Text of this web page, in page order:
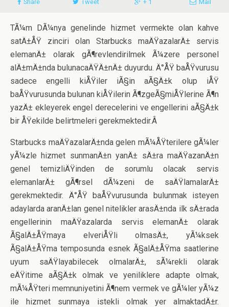
Share Tweet + 1 Mail
TÃ¼m DÃ¼nya genelinde hizmet vermekte olan kahve
satÄ±ÅŸ zinciri olan Starbucks maÄŸazalarÄ± servis
elemanÄ± olarak gÃ¶revlendirilmek Ã¼zere personel
alÄ±mÄ±nda bulunacaÄŸÄ±nÄ± duyurdu. Ä°ÅŸ baÅŸvurusu
sadece engelli kiÅŸiler iÃ§in aÃ§Ä±k olup iÅŸ
baÅŸvurusunda bulunan kiÅŸilerin Ã¶zgeÃ§miÅŸlerine Ã¶n
yazÄ± ekleyerek engel derecelerini ve engellerini aÃ§Ä±k
bir ÅŸekilde belirtmeleri gerekmektedir.Â
Starbucks maÄŸazalarÄ±nda gelen mÃ¼ÅŸterilere gÃ¼ler
yÃ¼zle hizmet sunmanÄ±n yanÄ± sÄ±ra maÄŸazanÄ±n
genel temizliÄŸinden de sorumlu olacak servis
elemanlarÄ± gÃ¶rsel dÃ¼zeni de saÄŸlamalarÄ±
gerekmektedir. Ä°ÅŸ baÅŸvurusunda bulunmak isteyen
adaylarda aranÄ±lan genel nitelikler arasÄ±nda ilk sÄ±rada
engellerinin maÄŸazalarda servis elemanÄ± olarak
Ã§alÄ±ÅŸmaya elveriÅŸli olmasÄ±, yÃ¼ksek
Ã§alÄ±ÅŸma temposunda esnek Ã§alÄ±ÅŸma saatlerine
uyum saÄŸlayabilecek olmalarÄ±, sÃ¼rekli olarak
eÄŸitime aÃ§Ä±k olmak ve yeniliklere adapte olmak,
mÃ¼ÅŸteri memnuniyetini Ã¶nem vermek ve gÃ¼ler yÃ¼z
ile hizmet sunmaya istekli olmak yer almaktadÄ±r.